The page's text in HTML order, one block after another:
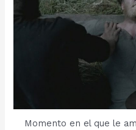
Momento en el que le